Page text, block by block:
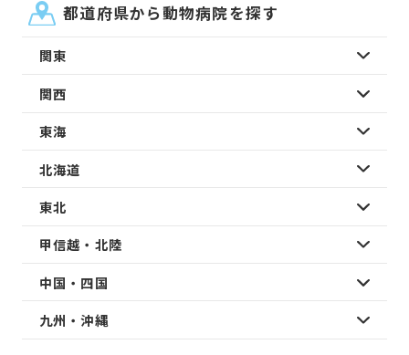
都道府県から動物病院を探す
関東
関西
東海
北海道
東北
甲信越・北陸
中国・四国
九州・沖縄